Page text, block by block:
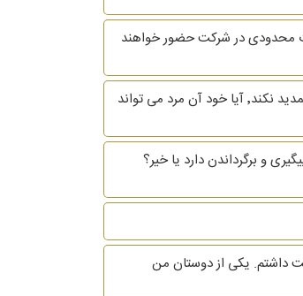
محدودی در شرکت حضور خواهند
باسلام و خسته نباشید زن و شوهری هنوز قانونا زن و شوهر هستن و مرد ترک منزل کرده درصورتی که موعد اجاره برسد و مرد منزل محل سکونت را تمدید نکند٬ آیا خود آن مرد می تواند
بدست آمده در زمان زندگی مشترک را بفروشد و یا تغییر مالکیت صوری بدهد و قابل اثبات باشد٬ قابلیت پیگیری و برگرداندن دارد یا خیر؟
بودم که بسیار رابطمو دوست داشتم. یکی از دوستان من